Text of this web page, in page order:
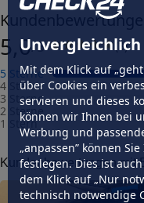
Mit dem Klick auf
über Cookies ein
servieren und dieses
können wir Ihnen bei
Werbung und
„anpassen” können
festlegen. Dies ist
dem Klick auf „Nur
technisch notwendige
Eintragungsfrei
Freigabe
Gutachten Link
Fahrzeug wählen und
Dimension
Breite (in Zoll)
Kundenbewertungen
5,0/5 3)
5 Sterne
4 Sterne
3 Sterne
2 Sterne
1 Stern
Kundenbewertungen mit